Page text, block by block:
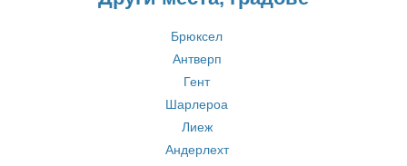
Брюксел
Антверп
Гент
Шарлероа
Лиеж
Андерлехт